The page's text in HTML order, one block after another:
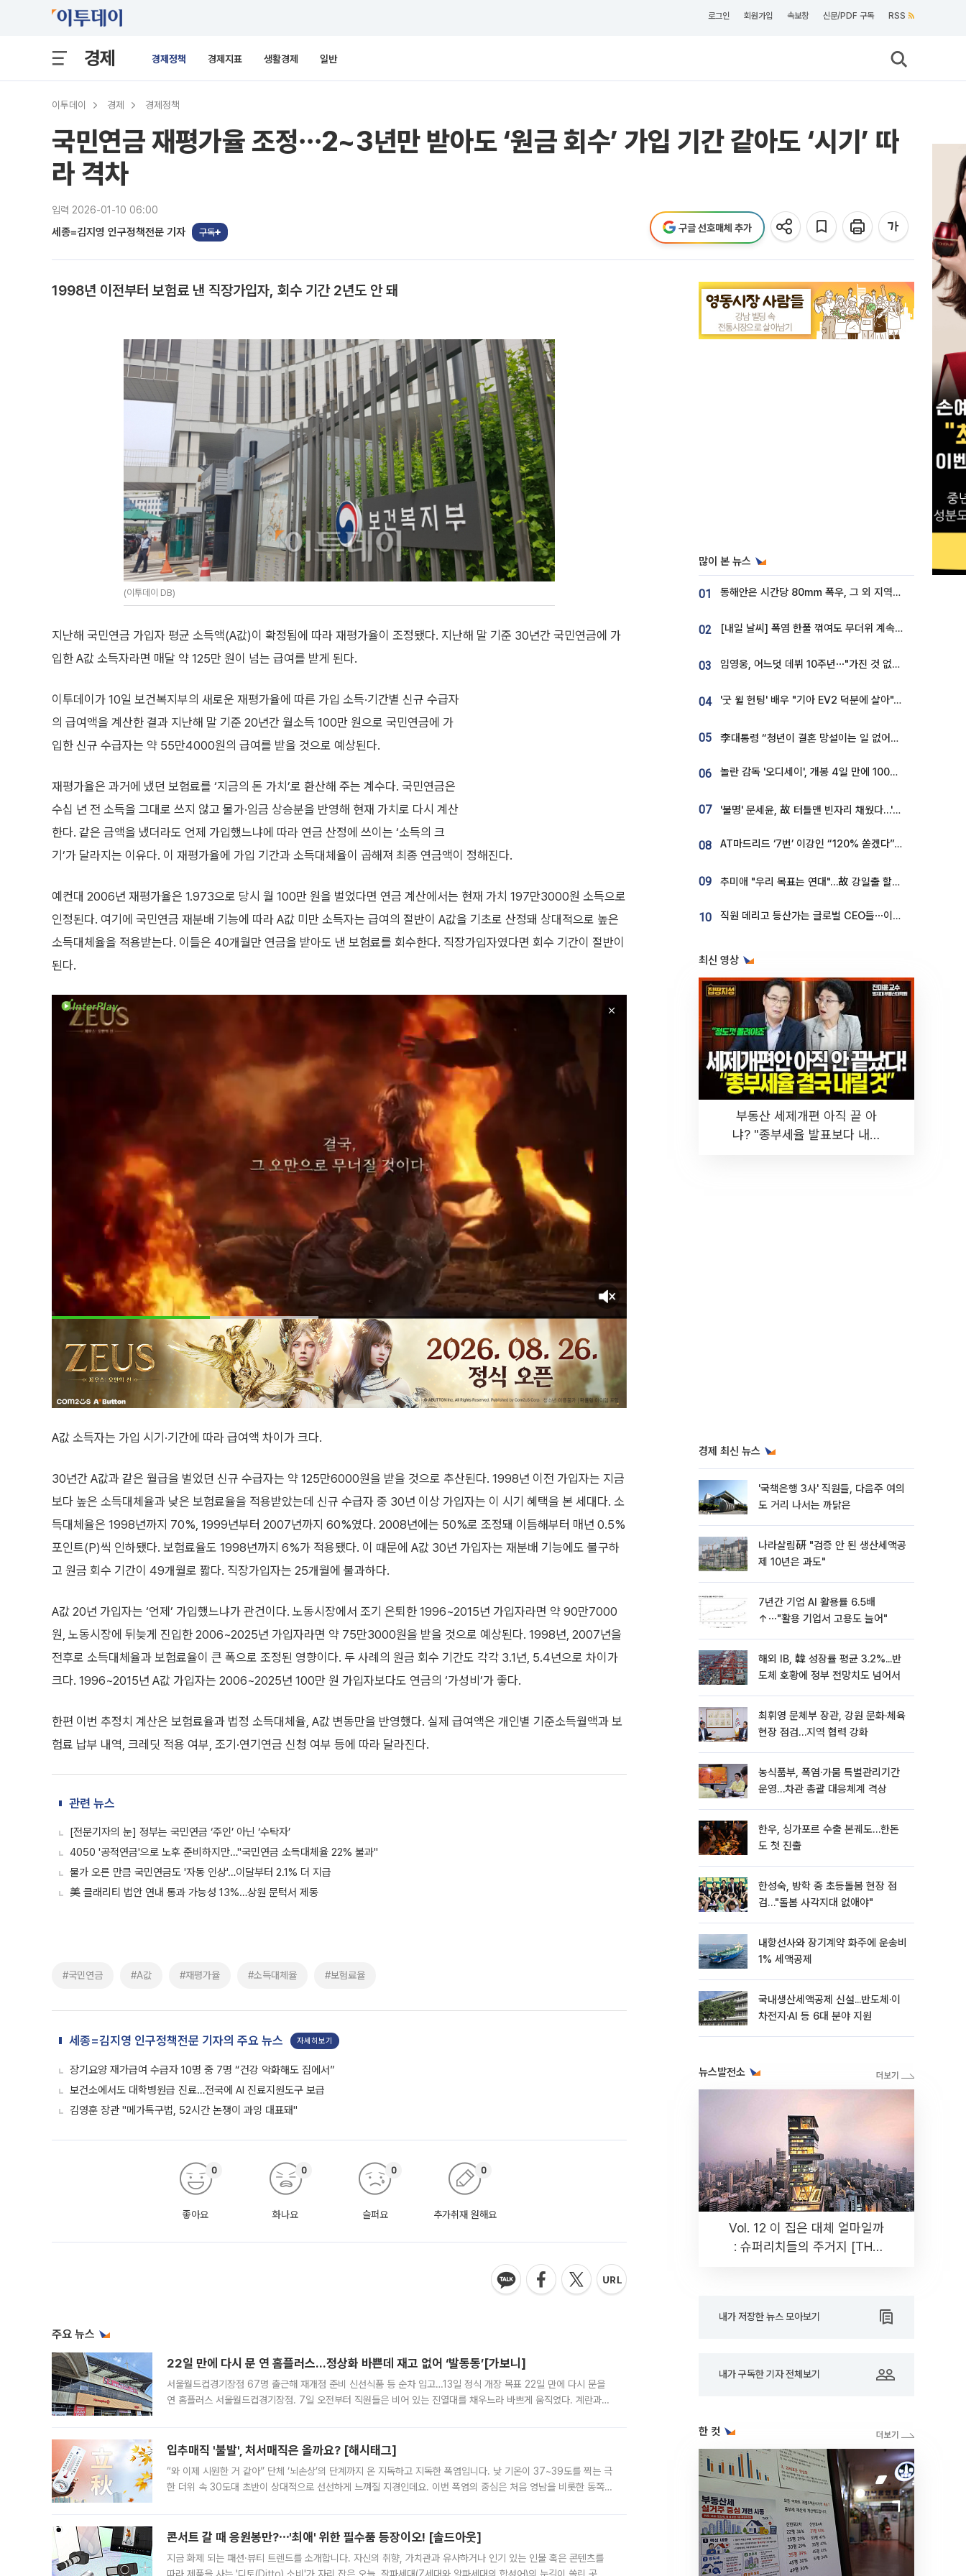
로그인 회원가입 속보창 신문/PDF 구독 RSS
경제 경제정책 경제지표 생활경제 일반
이투데이 경제 경제정책
국민연금 재평가율 조정⋯2~3년만 받아도 ‘원금 회수’ 가입 기간 같아도 ‘시기’ 따
라 격차
입력 2026-01-10 06:00
세종=김지영 인구정책전문 기자 구독 구글 선호매체 추가
1998년 이전부터 보험료 낸 직장가입자, 회수 기간 2년도 안 돼
(이투데이 DB)
지난해 국민연금 가입자 평균 소득액(A값)이 확정됨에 따라 재평가율이 조정됐다. 지난해 말 기준 30년간 국민연금에 가
입한 A값 소득자라면 매달 약 125만 원이 넘는 급여를 받게 된다.
이투데이가 10일 보건복지부의 새로운 재평가율에 따른 가입 소득·기간별 신규 수급자
의 급여액을 계산한 결과 지난해 말 기준 20년간 월소득 100만 원으로 국민연금에 가
입한 신규 수급자는 약 55만4000원의 급여를 받을 것으로 예상된다.
재평가율은 과거에 냈던 보험료를 ‘지금의 돈 가치’로 환산해 주는 계수다. 국민연금은
수십 년 전 소득을 그대로 쓰지 않고 물가·임금 상승분을 반영해 현재 가치로 다시 계산
한다. 같은 금액을 냈더라도 언제 가입했느냐에 따라 연금 산정에 쓰이는 ‘소득의 크
기’가 달라지는 이유다. 이 재평가율에 가입 기간과 소득대체율이 곱해져 최종 연금액이 정해진다.
예컨대 2006년 재평가율은 1.973으로 당시 월 100만 원을 벌었다면 연금 계산에서는 현재 가치 197만3000원 소득으로
인정된다. 여기에 국민연금 재분배 기능에 따라 A값 미만 소득자는 급여의 절반이 A값을 기초로 산정돼 상대적으로 높은
소득대체율을 적용받는다. 이들은 40개월만 연금을 받아도 낸 보험료를 회수한다. 직장가입자였다면 회수 기간이 절반이
된다.
A값 소득자는 가입 시기·기간에 따라 급여액 차이가 크다.
30년간 A값과 같은 월급을 벌었던 신규 수급자는 약 125만6000원을 받을 것으로 추산된다. 1998년 이전 가입자는 지금
보다 높은 소득대체율과 낮은 보험료율을 적용받았는데 신규 수급자 중 30년 이상 가입자는 이 시기 혜택을 본 세대다. 소
득대체율은 1998년까지 70%, 1999년부터 2007년까지 60%였다. 2008년에는 50%로 조정돼 이듬해부터 매년 0.5%
포인트(P)씩 인하됐다. 보험료율도 1998년까지 6%가 적용됐다. 이 때문에 A값 30년 가입자는 재분배 기능에도 불구하
고 원금 회수 기간이 49개월로 짧다. 직장가입자는 25개월에 불과하다.
A값 20년 가입자는 ‘언제’ 가입했느냐가 관건이다. 노동시장에서 조기 은퇴한 1996~2015년 가입자라면 약 90만7000
원, 노동시장에 뒤늦게 진입한 2006~2025년 가입자라면 약 75만3000원을 받을 것으로 예상된다. 1998년, 2007년을
전후로 소득대체율과 보험료율이 큰 폭으로 조정된 영향이다. 두 사례의 원금 회수 기간도 각각 3.1년, 5.4년으로 차이가
크다. 1996~2015년 A값 가입자는 2006~2025년 100만 원 가입자보다도 연금의 ‘가성비’가 좋다.
한편 이번 추정치 계산은 보험료율과 법정 소득대체율, A값 변동만을 반영했다. 실제 급여액은 개인별 기준소득월액과 보
험료 납부 내역, 크레딧 적용 여부, 조기·연기연금 신청 여부 등에 따라 달라진다.
관련 뉴스
[전문기자의 눈] 정부는 국민연금 ‘주인’ 아닌 ‘수탁자’
4050 '공적연금'으로 노후 준비하지만…"국민연금 소득대체율 22% 불과"
물가 오른 만큼 국민연금도 '자동 인상'…이달부터 2.1% 더 지급
美 클래리티 법안 연내 통과 가능성 13%…상원 문턱서 제동
#국민연금 #A값 #재평가율 #소득대체율 #보험료율
세종=김지영 인구정책전문 기자의 주요 뉴스 자세히보기
장기요양 재가급여 수급자 10명 중 7명 “건강 악화해도 집에서”
보건소에서도 대학병원급 진료…전국에 AI 진료지원도구 보급
김영훈 장관 "메가특구법, 52시간 논쟁이 과잉 대표돼"
좋아요
0
화나요
0
슬퍼요
0
추가취재 원해요
0
주요 뉴스
22일 만에 다시 문 연 홈플러스…정상화 바쁜데 재고 없어 ‘발동동’[가보니]
서울월드컵경기장점 67명 출근해 재개점 준비 신선식품 등 순차 입고…13일 정식 개장 목표 22일 만에 다시 문을
연 홈플러스 서울월드컵경기장점. 7일 오전부터 직원들은 비어 있는 진열대를 채우느라 바쁘게 움직였다. 계란과
입추매직 '불발', 처서매직은 올까요? [해시태그]
“와 이제 시원한 거 같아” 단체 ‘뇌손상’의 단계까지 온 지독하고 지독한 폭염입니다. 낮 기온이 37~39도를 찍는 극
한 더위 속 30도대 초반이 상대적으로 선선하게 느껴질 지경인데요. 이번 폭염의 중심은 처음 영남을 비롯한 동쪽
콘서트 갈 때 응원봉만?⋯'최애' 위한 필수품 등장이오! [솔드아웃]
지금 화제 되는 패션·뷰티 트렌드를 소개합니다. 자신의 취향, 가치관과 유사하거나 인기 있는 인물 혹은 콘텐츠를
많이 본 뉴스
01 동해안은 시간당 80㎜ 폭우, 그 외 지역은 폭염…‘극과 극 날씨’
02 [내일 날씨] 폭염 한풀 꺾여도 무더위 계속⋯동해안 이틀 연속 비
03 임영웅, 어느덧 데뷔 10주년⋯"가진 것 없던 시절, 내 앞엔 20명의 팬뿐"
04 '굿 윌 헌팅' 배우 "기아 EV2 덕분에 살아"…교통사고 후 안전성 극찬
05 李대통령 “청년이 결혼 망설이는 일 없어야...제도상 불이익 조사”
06 놀란 감독 '오디세이', 개봉 4일 만에 100만 돌파⋯'왕사남' 보다 빠르다
07 '불명' 문세윤, 故 터틀맨 빈자리 채웠다…'거북이' 눈물의 최종 우승
08 AT마드리드 ‘7번’ 이강인 “120% 쏟겠다”⋯시메오네 감독 “필요한 선수”
09 추미애 "우리 목표는 연대"…故 강일출 할머니 흉상 제막
10 직원 데리고 등산가는 글로벌 CEO들⋯이유 있었네
최신 영상
부동산 세제개편 아직 끝 아
냐? "종부세율 발표보다 내릴
경제 최신 뉴스
'국책은행 3사' 직원들, 다음주 여의
도 거리 나서는 까닭은
나라살림硏 "검증 안 된 생산세액공
제 10년은 과도"
7년간 기업 AI 활용률 6.5배
↑⋯"활용 기업서 고용도 늘어"
해외 IB, 韓 성장률 평균 3.2%...반
도체 호황에 정부 전망치도 넘어서
최휘영 문체부 장관, 강원 문화·체육
현장 점검…지역 협력 강화
농식품부, 폭염·가뭄 특별관리기간
운영…차관 총괄 대응체계 격상
한우, 싱가포르 수출 본궤도…한돈
도 첫 진출
한성숙, 방학 중 초등돌봄 현장 점
검…"돌봄 사각지대 없애야"
내항선사와 장기계약 화주에 운송비
1% 세액공제
국내생산세액공제 신설...반도체·이
차전지·AI 등 6대 분야 지원
뉴스발전소
Vol. 12 이 집은 대체 얼마일까
: 슈퍼리치들의 주거지 [THE
내가 저장한 뉴스 모아보기
내가 구독한 기자 전체보기
한 컷